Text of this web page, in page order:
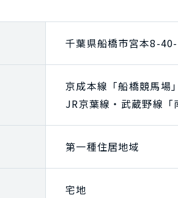
千葉県船橋市宮本8-
京成本線「船橋競馬場
JR京葉線・武蔵野線
第一種住居地域
宅地